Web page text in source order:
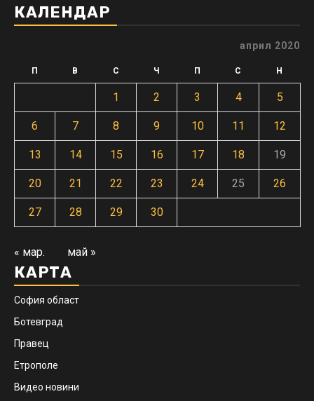
КАЛЕНДАР
април 2020
П В С Ч П С Н
1 2 3 4 5
6 7 8 9 10 11 12
13 14 15 16 17 18 19
20 21 22 23 24 25 26
27 28 29 30
« мар. май »
КАРТА
София област
Ботевград
Правец
Етрополе
Видео новини